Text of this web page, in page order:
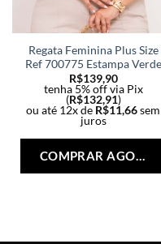
Regata Feminina Plus Size
Ref 700775 Estampa Verde
R$139,90
tenha 5% off via Pix
(R$132,91)
ou até 12x de R$11,66sem
juros
COMPRAR AGORA